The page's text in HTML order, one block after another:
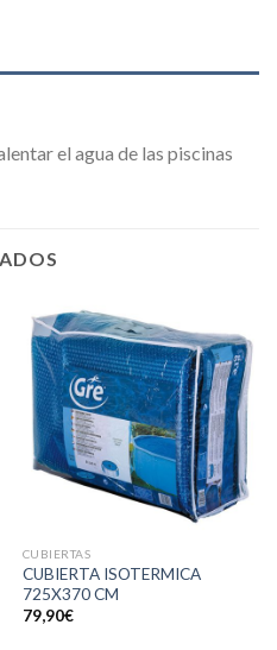
el agua de las piscinas
CUBIERTAS
CUBIERTA ISOTERMICA
725X370 CM
79,90€